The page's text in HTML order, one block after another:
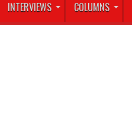
INTERVIEWS COLUMNS